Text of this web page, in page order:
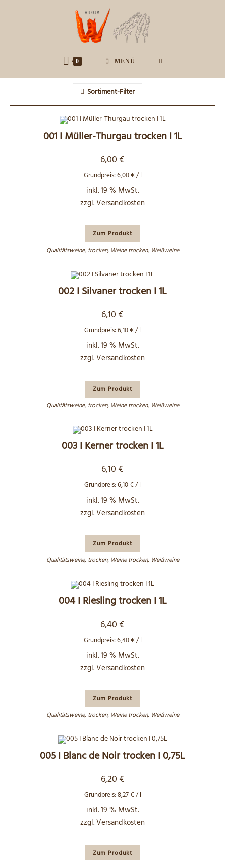
0 MENÜ
Sortiment-Filter
001 I Müller-Thurgau trocken I 1L
6,00 €
Grundpreis:6,00€/l
inkl. 19 % MwSt.
zzgl.Versandkosten
Zum Produkt
Qualitätsweine, trocken, Weine trocken, Weißweine
002 I Silvaner trocken I 1L
6,10 €
Grundpreis:6,10€/l
inkl. 19 % MwSt.
zzgl.Versandkosten
Zum Produkt
Qualitätsweine, trocken, Weine trocken, Weißweine
003 I Kerner trocken I 1L
6,10 €
Grundpreis:6,10€/l
inkl. 19 % MwSt.
zzgl.Versandkosten
Zum Produkt
Qualitätsweine, trocken, Weine trocken, Weißweine
004 I Riesling trocken I 1L
6,40 €
Grundpreis:6,40€/l
inkl. 19 % MwSt.
zzgl.Versandkosten
Zum Produkt
Qualitätsweine, trocken, Weine trocken, Weißweine
005 I Blanc de Noir trocken I 0,75L
6,20 €
Grundpreis:8,27€/l
inkl. 19 % MwSt.
zzgl.Versandkosten
Zum Produkt